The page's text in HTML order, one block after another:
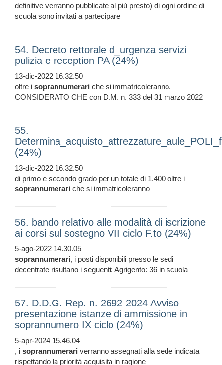
definitive verranno pubblicate al più presto) di ogni ordine di
scuola sono invitati a partecipare
54. Decreto rettorale d_urgenza servizi
pulizia e reception PA (24%)
13-dic-2022 16.32.50
oltre i soprannumerari che si immatricoleranno.
CONSIDERATO CHE con D.M. n. 333 del 31 marzo 2022
55.
(24%)
13-dic-2022 16.32.50
di primo e secondo grado per un totale di 1.400 oltre i
soprannumerari che si immatricoleranno
56. bando relativo alle modalità di iscrizione
ai corsi sul sostegno VII ciclo F.to (24%)
5-ago-2022 14.30.05
soprannumerari, i posti disponibili presso le sedi
decentrate risultano i seguenti: Agrigento: 36 in scuola
57. D.D.G. Rep. n. 2692-2024 Avviso
presentazione istanze di ammissione in
soprannumero IX ciclo (24%)
5-apr-2024 15.46.04
, i soprannumerari verranno assegnati alla sede indicata
rispettando la priorità acquisita in ragione